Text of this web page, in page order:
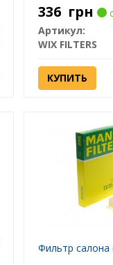
336 грн
Артикул:
WIX FILTERS
КУПИТЬ
Фильтр салона